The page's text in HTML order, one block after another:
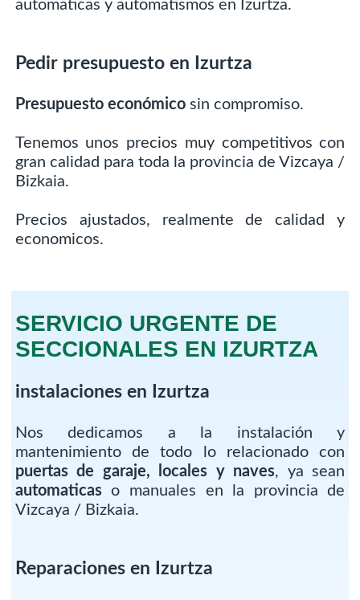
automaticas y automatismos en Izurtza.
Pedir presupuesto en Izurtza
Presupuesto económicosin compromiso.
Tenemos unos precios muy competitivos con
gran calidad para toda la provincia de Vizcaya /
Bizkaia.
Precios ajustados, realmente de calidad y
economicos.
SERVICIO URGENTE DE
SECCIONALES EN IZURTZA
instalaciones en Izurtza
Nos dedicamos a la instalación y
mantenimiento de todo lo relacionado con
puertas de garaje, locales y naves, ya sean
automaticaso manuales en la provincia de
Vizcaya / Bizkaia.
Reparaciones en Izurtza